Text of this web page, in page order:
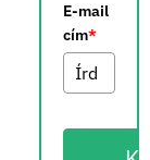
E-mail
cím*